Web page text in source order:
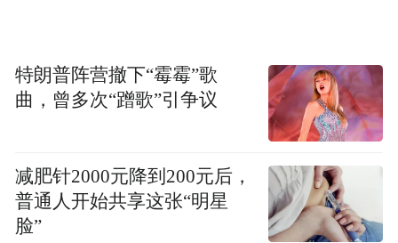
特朗普阵营撤下“霉霉”歌
曲，曾多次“蹭歌”引争议
减肥针2000元降到200元后，
普通人开始共享这张“明星
脸”